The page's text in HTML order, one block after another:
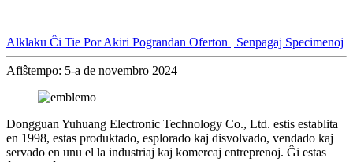
Alklaku Ĉi Tie Por Akiri Pograndan Oferton | Senpagaj Specimenoj
Afiŝtempo: 5-a de novembro 2024
Dongguan Yuhuang Electronic Technology Co., Ltd. estis establita
en 1998, estas produktado, esplorado kaj disvolvado, vendado kaj
servado en unu el la industriaj kaj komercaj entreprenoj. Ĝi estas